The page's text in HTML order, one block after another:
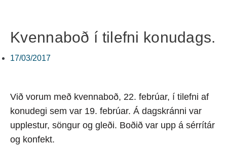
Kvennaboð í tilefni konudags.
17/03/2017
Við vorum með kvennaboð, 22. febrúar, í tilefni af
konudegi sem var 19. febrúar. Á dagskránni var
upplestur, söngur og gleði. Boðið var upp á sérrítár
og konfekt.